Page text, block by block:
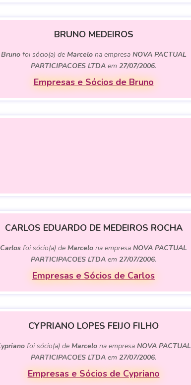
BRUNO MEDEIROS
Brunofoi sócio(a) de Marcelona empresa NOVA PACTUAL
PARTICIPACOES LTDA em27/07/2006.
Empresas e Sócios de Bruno
CARLOS EDUARDO DE MEDEIROS ROCHA
Carlos foi sócio(a) deMarcelo na empresaNOVA PACTUAL
PARTICIPACOES LTDA em27/07/2006.
Empresas e Sócios de Carlos
CYPRIANO LOPES FEIJO FILHO
foi sócio(a) deMarcelo na empresaNOVA PACTUAL
PARTICIPACOES LTDA em27/07/2006.
Empresas e Sócios de Cypriano